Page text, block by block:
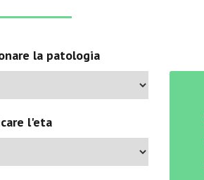
la patologia
l'eta